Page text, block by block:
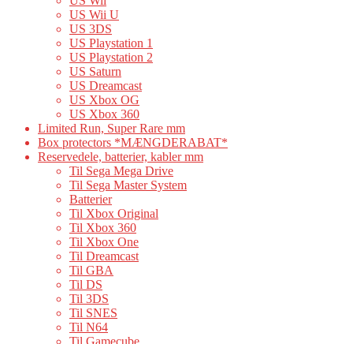
US Wii U
US 3DS
US Playstation 1
US Playstation 2
US Saturn
US Dreamcast
US Xbox OG
US Xbox 360
Limited Run, Super Rare mm
Box protectors *MÆNGDERABAT*
Reservedele, batterier, kabler mm
Til Sega Mega Drive
Til Sega Master System
Batterier
Til Xbox Original
Til Xbox 360
Til Xbox One
Til Dreamcast
Til GBA
Til DS
Til 3DS
Til SNES
Til N64